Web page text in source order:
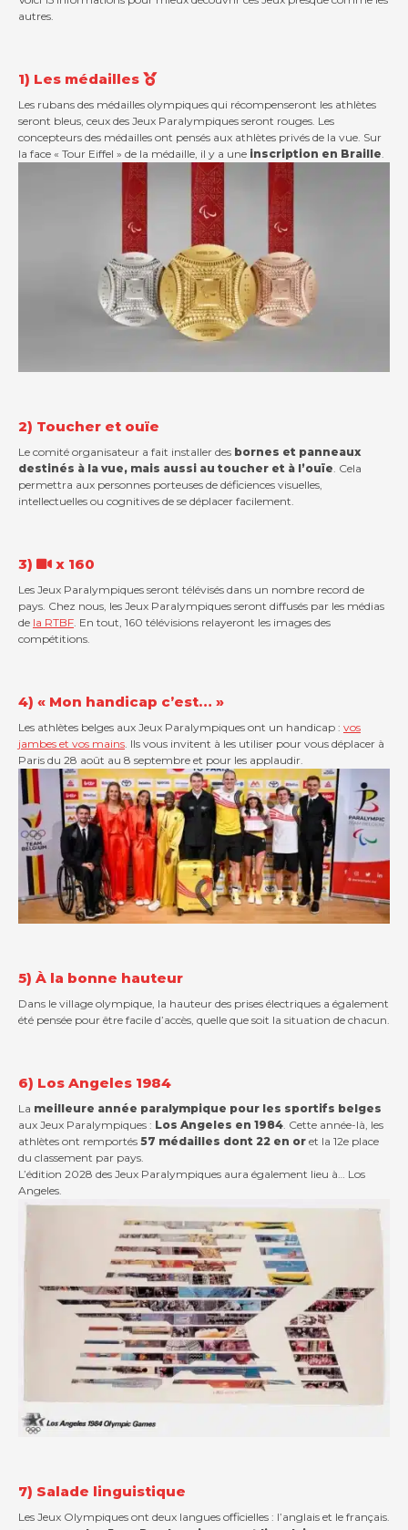
Contact
Actualités
Viva for Life
autres.
1) Les médailles
Les rubans des médailles olympiques qui récompenseront les athlètes
seront bleus, ceux des Jeux Paralympiques seront rouges. Les
concepteurs des médailles ont pensés aux athlètes privés de la vue. Sur
la face « Tour Eiffel » de la médaille, il y a une inscription en Braille.
2) Toucher et ouïe
Le comité organisateur a fait installer des bornes et panneaux
destinés à la vue, mais aussi au toucher et à l’ouïe . Cela
permettra aux personnes porteuses de déficiences visuelles,
intellectuelles ou cognitives de se déplacer facilement.
3) x 160
Les Jeux Paralympiques seront télévisés dans un nombre record de
pays. Chez nous, les Jeux Paralympiques seront diffusés par les médias
de la RTBF . En tout, 160 télévisions relayeront les images des
compétitions.
4) « Mon handicap c’est… »
Les athlètes belges aux Jeux Paralympiques ont un handicap : vos
jambes et vos mains . Ils vous invitent à les utiliser pour vous déplacer à
Paris du 28 août au 8 septembre et pour les applaudir.
5) À la bonne hauteur
Dans le village olympique, la hauteur des prises électriques a également
été pensée pour être facile d’accès, quelle que soit la situation de chacun.
6) Los Angeles 1984
La meilleure année paralympique pour les sportifs belges
aux Jeux Paralympiques : Los Angeles en 1984. Cette année-là, les
athlètes ont remportés 57 médailles dont 22 en or et la 12e place
du classement par pays.
L’édition 2028 des Jeux Paralympiques aura également lieu à… Los
Angeles.
7) Salade linguistique
Les Jeux Olympiques ont deux langues officielles : l’anglais et le français.